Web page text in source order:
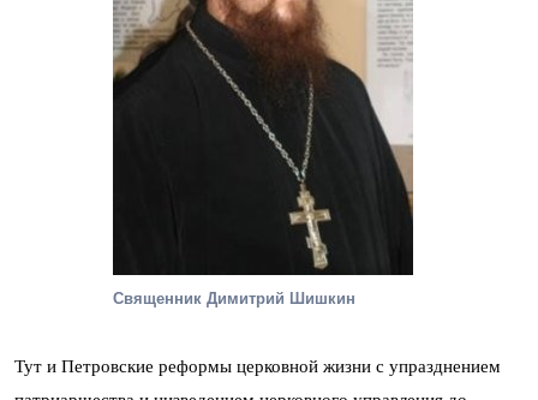
Священник Димитрий Шишкин
Тут и Петровские реформы церковной жизни с упразднением